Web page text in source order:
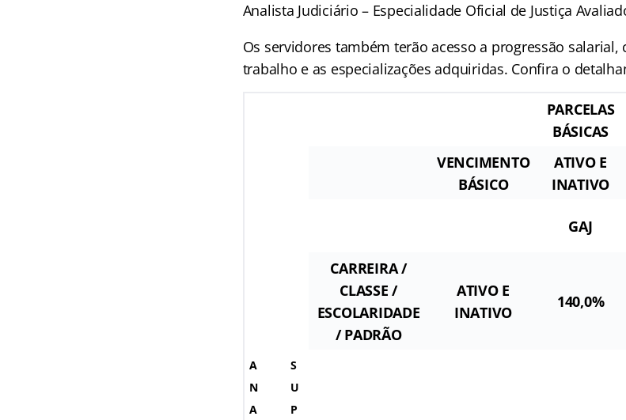
Analista Judiciário – Especialidade Oficial de Justiça
Os servidores também terão acesso a progressão
trabalho e as especializações adquiridas. Confira o
PARCELAS
BÁSICAS
VENCIMENTO
BÁSICO
ATIVO E
INATIVO
GAJ
CARREIRA /
CLASSE /
ESCOLARIDADE
/ PADRÃO
ATIVO E
INATIVO
140,0%
A
N
A
S
U
P